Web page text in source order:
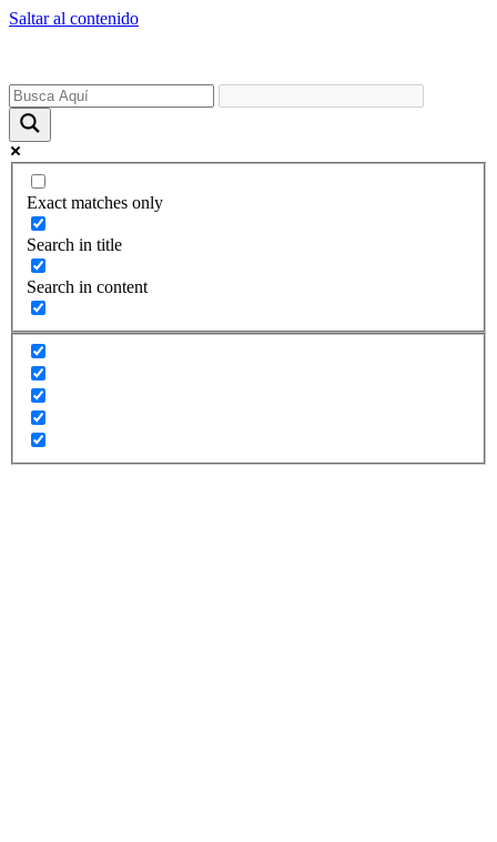
Saltar al contenido
Exact matches only
Search in title
Search in content